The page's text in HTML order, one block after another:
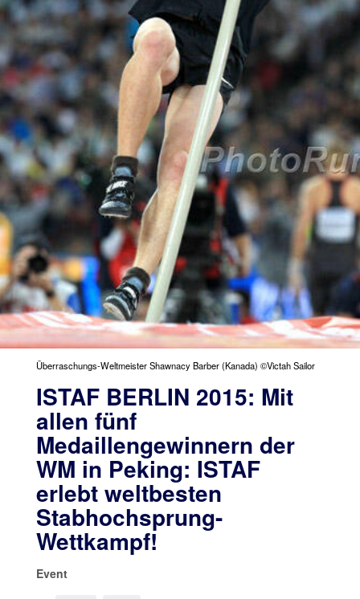
Überraschungs-Weltmeister Shawnacy Barber (Kanada) ©Victah Sailor
ISTAF BERLIN 2015: Mit
allen fünf
Medaillengewinnern der
WM in Peking: ISTAF
erlebt weltbesten
Stabhochsprung-
Wettkampf!
Event